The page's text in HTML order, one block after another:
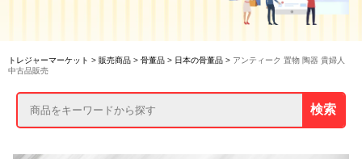
トレジャーマーケット > 販売商品> 骨董品> 日本の骨董品> アンティーク 置物 陶器 貴婦人
中古品販売
検索